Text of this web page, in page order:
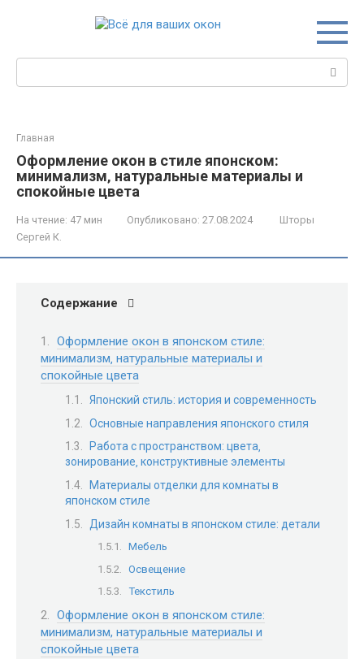
Главная
Оформление окон в стиле японском:
минимализм‚ натуральные материалы и
спокойные цвета
На чтение: 47 мин Опубликовано: 27.08.2024
Шторы
Сергей К.
Содержание
Оформление окон в японском стиле:
минимализм‚ натуральные материалы и
спокойные цвета
Японский стиль: история и современность
Основные направления японского стиля
Работа с пространством: цвета‚
зонирование‚ конструктивные элементы
Материалы отделки для комнаты в
японском стиле
Дизайн комнаты в японском стиле: детали
Мебель
Освещение
Текстиль
Оформление окон в японском стиле:
минимализм, натуральные материалы и
спокойные цвета